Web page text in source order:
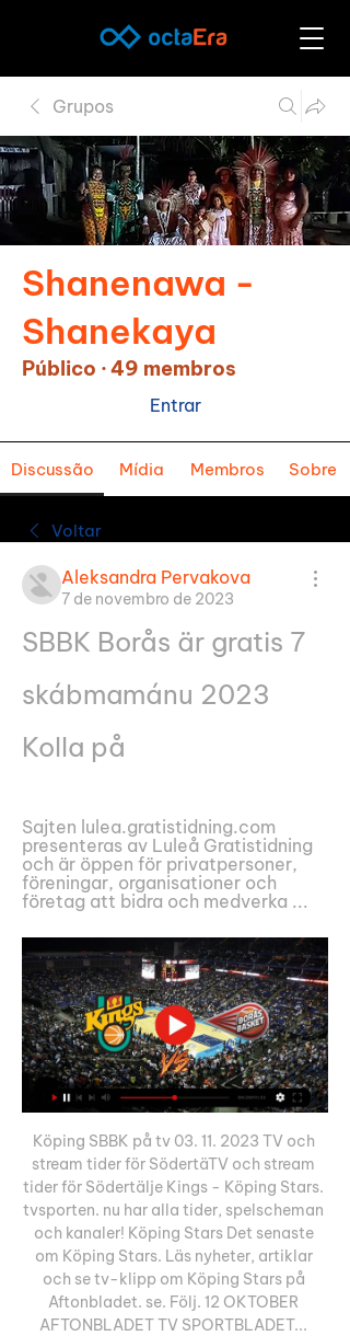
Grupos
Shanenawa -
Shanekaya
Público ·49 membros
Entrar
Discussão Mídia Membros Sobre
Voltar
Aleksandra Pervakova
7 de novembro de 2023
SBBK Borås är gratis 7
skábmamánu 2023
Kolla på
Sajten lulea.gratistidning.com
presenteras av Luleå Gratistidning
och är öppen för privatpersoner,
föreningar, organisationer och
företag att bidra och medverka ...
Köping SBBK på tv 03. 11. 2023 TV och
stream tider för SödertäTV och stream
tider för Södertälje Kings - Köping Stars.
tvsporten. nu har alla tider, spelscheman
och kanaler! Köping Stars Det senaste
om Köping Stars. Läs nyheter, artiklar
och se tv-klipp om Köping Stars på
Aftonbladet. se. Följ. 12 OKTOBER
AFTONBLADET TV SPORTBLADET...